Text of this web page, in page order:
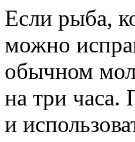
Если рыба,
можно
обычном
на три часа.
и